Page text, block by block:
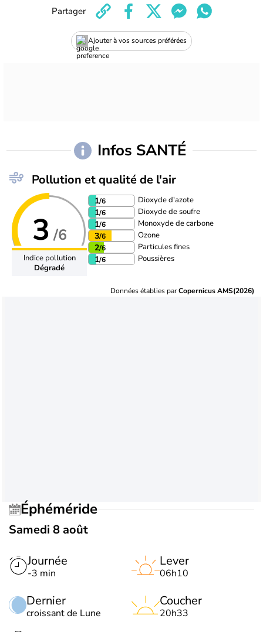
Ajouter à vos sources préférées
Partager
Infos SANTÉ
Pollution et qualité de l'air
3 /6
Indice pollution
Dégradé
1/6 Dioxyde d'azote
1/6 Dioxyde de soufre
1/6 Monoxyde de carbone
3/6 Ozone
2/6 Particules fines
1/6 Poussières
Données établies parCopernicus AMS(2026)
Éphéméride
Samedi 8 août
Journée
-3 min
Dernier
croissant de Lune
Lever
06h10
Coucher
20h33